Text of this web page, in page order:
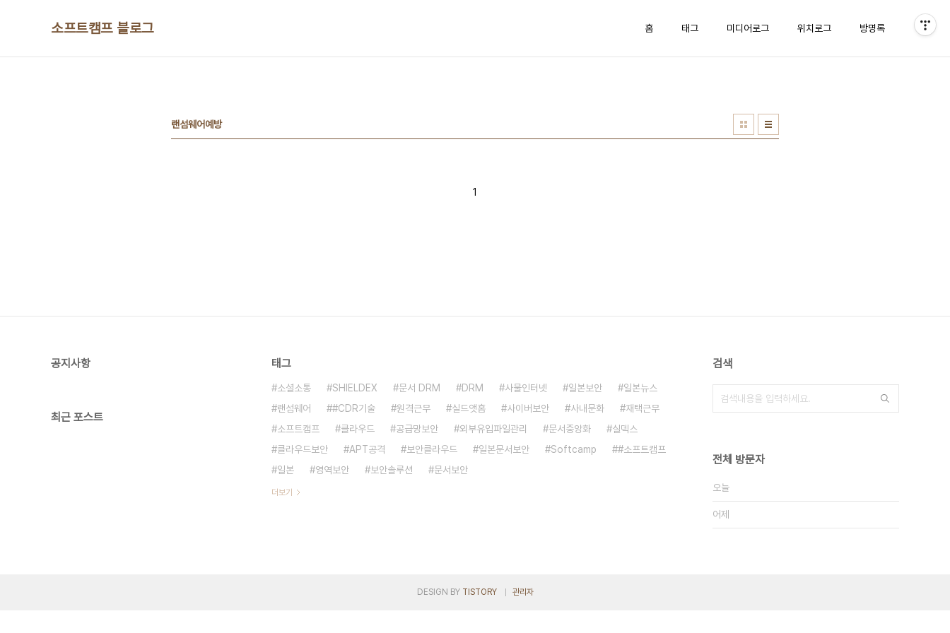
소프트캠프 블로그 홈 태그 미디어로그 위치로그 방명록
랜섬웨어예방
1
공지사항
최근 포스트
태그
소셜소통 SHIELDEX 문서 DRM DRM 사물인터넷 일본보안
일본뉴스
랜섬웨어
#CDR기술 원격근무 실드앳홈 사이버보안 사내문화
재택근무
소프트캠프
클라우드 공급망보안 외부유입파일관리 문서중앙화
실덱스
클라우드보안
APT공격 보안클라우드 일본문서보안 Softcamp
#소프트캠프
일본
영역보안 보안솔루션 문서보안
더보기
검색
전체 방문자
오늘
어제
DESIGN BY TISTORY 관리자